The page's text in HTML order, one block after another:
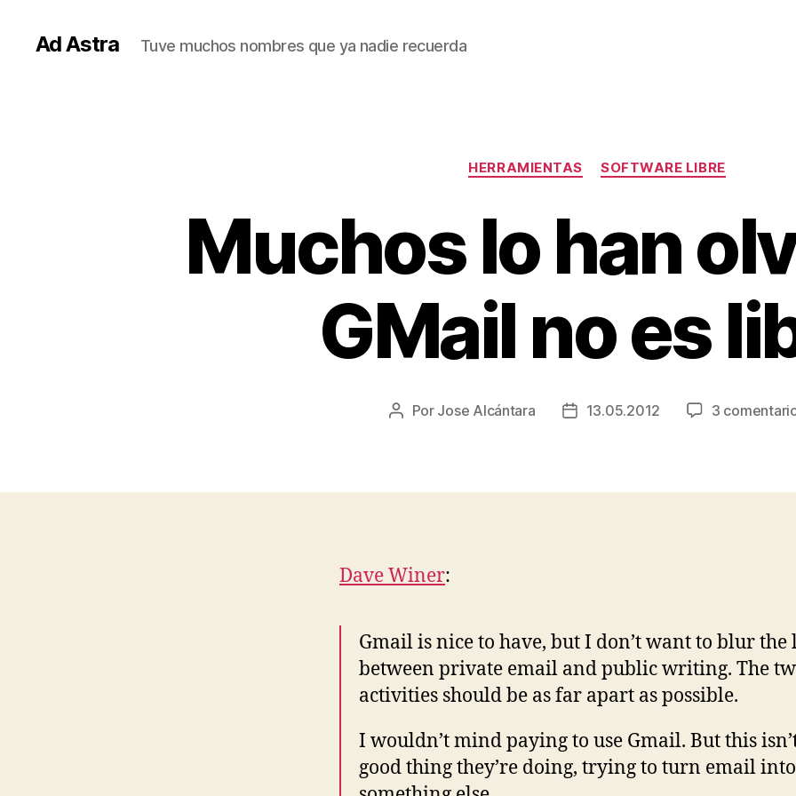
Ad Astra Tuve muchos nombres que ya nadie recuerda
Categorías
HERRAMIENTAS SOFTWARE LIBRE
Muchos lo han
GMail no es
Autor
Por Jose Alcántara
Fecha13.05.2012 3
Dave Winer:
Gmail is nice to have, but I don’t want to blur the
between private email and public writing. The
activities should be as far apart as possible.
I wouldn’t mind paying to use Gmail. But this
good thing they’re doing, trying to turn email into